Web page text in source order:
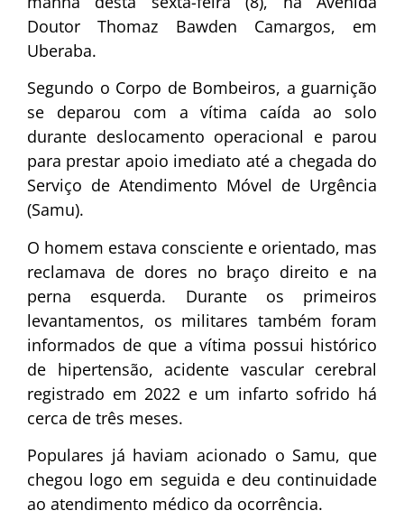
Doutor Thomaz Bawden Camargos, em
Uberaba.
Segundo o Corpo de Bombeiros, a guarnição
se deparou com a vítima caída ao solo
durante deslocamento operacional e parou
para prestar apoio imediato até a chegada do
Serviço de Atendimento Móvel de Urgência
(Samu).
O homem estava consciente e orientado, mas
reclamava de dores no braço direito e na
perna esquerda. Durante os primeiros
levantamentos, os militares também foram
informados de que a vítima possui histórico
de hipertensão, acidente vascular cerebral
registrado em 2022 e um infarto sofrido há
cerca de três meses.
Populares já haviam acionado o Samu, que
chegou logo em seguida e deu continuidade
ao atendimento médico da ocorrência.